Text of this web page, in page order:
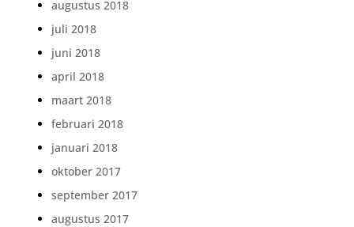
augustus 2018
juli 2018
juni 2018
april 2018
maart 2018
februari 2018
januari 2018
oktober 2017
september 2017
augustus 2017